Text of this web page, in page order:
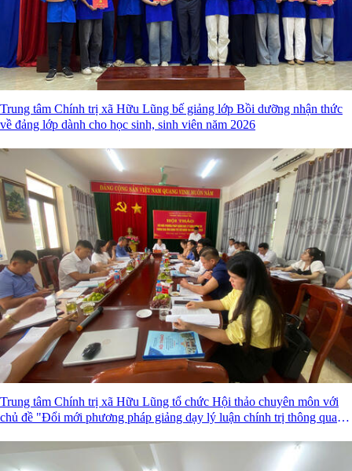
Trung tâm Chính trị xã Hữu Lũng bế giảng lớp Bồi dưỡng nhận thức
về đảng lớp dành cho học sinh, sinh viên năm 2026
Trung tâm Chính trị xã Hữu Lũng tổ chức Hội thảo chuyên môn với
chủ đề "Đổi mới phương pháp giảng dạy lý luận chính trị thông qua